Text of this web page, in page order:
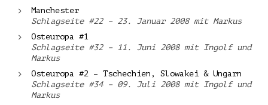
Manchester
Schlagseite #22 – 23. Januar 2008 mit Markus
Osteuropa #1
Schlagseite #32 – 11. Juni 2008 mit Ingolf und
Markus
Osteuropa #2 – Tschechien, Slowakei & Ungarn
Schlagseite #34 – 09. Juli 2008 mit Ingolf und
Markus